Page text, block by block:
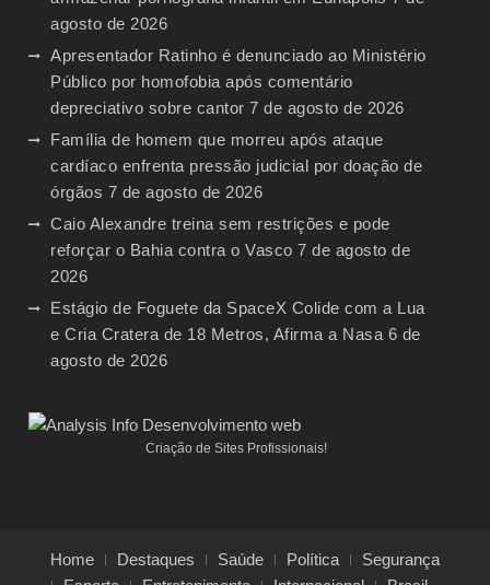
agosto de 2026
Apresentador Ratinho é denunciado ao Ministério
Público por homofobia após comentário
depreciativo sobre cantor 7 de agosto de 2026
Família de homem que morreu após ataque
cardíaco enfrenta pressão judicial por doação de
órgãos 7 de agosto de 2026
Caio Alexandre treina sem restrições e pode
reforçar o Bahia contra o Vasco 7 de agosto de
2026
Estágio de Foguete da SpaceX Colide com a Lua
e Cria Cratera de 18 Metros, Afirma a Nasa 6 de
agosto de 2026
Criação de Sites Profissionais!
Home Destaques Saúde Política
Segurança